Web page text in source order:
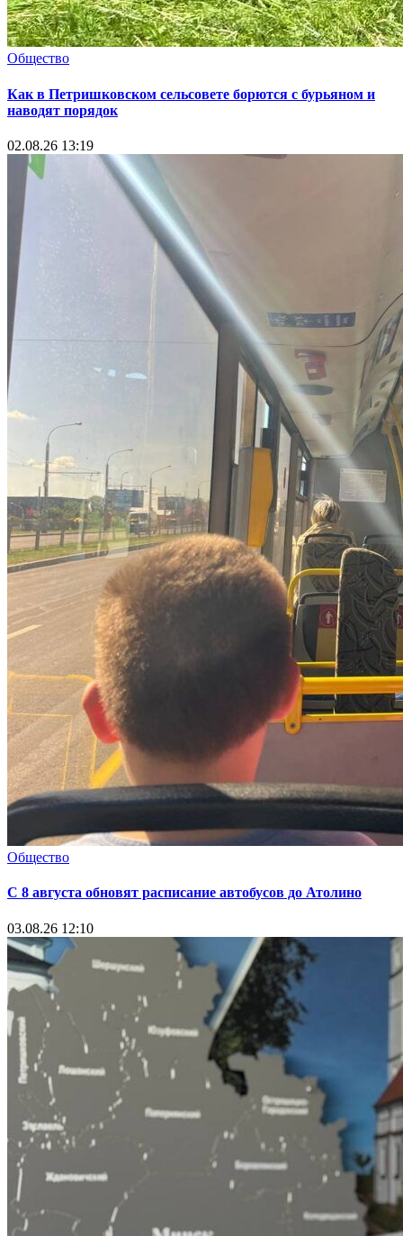
Общество
Как в Петришковском сельсовете борются с бурьяном и
наводят порядок
02.08.26 13:19
Общество
С 8 августа обновят расписание автобусов до Атолино
03.08.26 12:10